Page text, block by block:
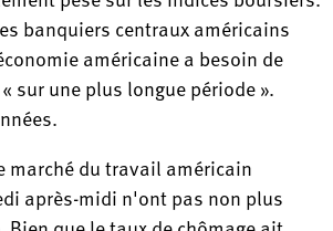
banquiers centraux américains
américaine a besoin de
sur une plus longue période ».
marché du travail américain
après-midi n'ont pas non plus